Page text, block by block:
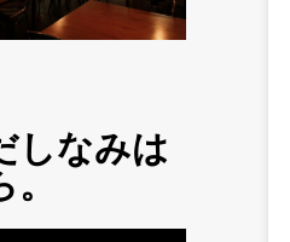
しなみは
。